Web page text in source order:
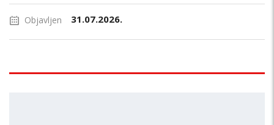
Objavljen 31.07.2026.